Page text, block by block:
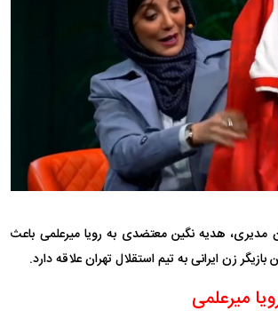
مدیری، هدیه نگین معتضدی به رویا میرعلمی باعث
زن ایرانی به تیم استقلال تهران علاقه دارد.
میرعلمی